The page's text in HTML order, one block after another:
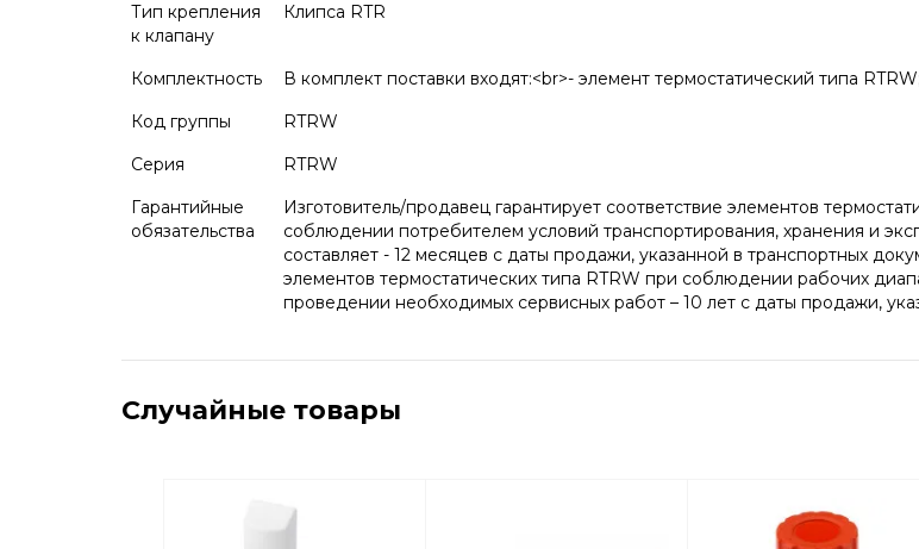
Тип крепления
к клапану
Клипса RTR
Комплектность
В комплект поставки входят:<br>- элемент термостатический типа
Код группы
RTRW
Серия
RTRW
Гарантийные
обязательства
Изготовитель/продавец гарантирует соответствие элементов
соблюдении потребителем условий транспортирования, хранения и
составляет - 12 месяцев с даты продажи, указанной в транспортных
элементов термостатических типа RTRW при соблюдении рабочих
проведении необходимых сервисных работ – 10 лет с даты продажи,
Случайные товары